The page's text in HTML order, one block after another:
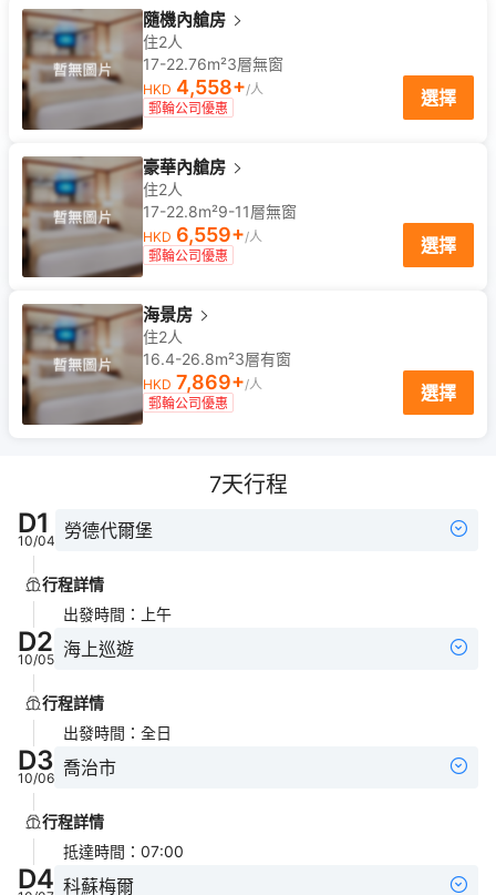
隨機內艙房
住2人
17-22.76m²3層無窗
HKD 4,558+/人
郵輪公司優惠
選擇
豪華內艙房
住2人
17-22.8m²9-11層無窗
HKD 6,559+/人
郵輪公司優惠
選擇
海景房
住2人
16.4-26.8m²3層有窗
HKD 7,869+/人
郵輪公司優惠
選擇
7天行程
D1
10/04 勞德代爾堡
行程詳情
出發時間 ： 上午
D2
10/05 海上巡遊
行程詳情
出發時間 ： 全日
D3
10/06 喬治市
行程詳情
抵達時間 ： 07:00
D4 科蘇梅爾